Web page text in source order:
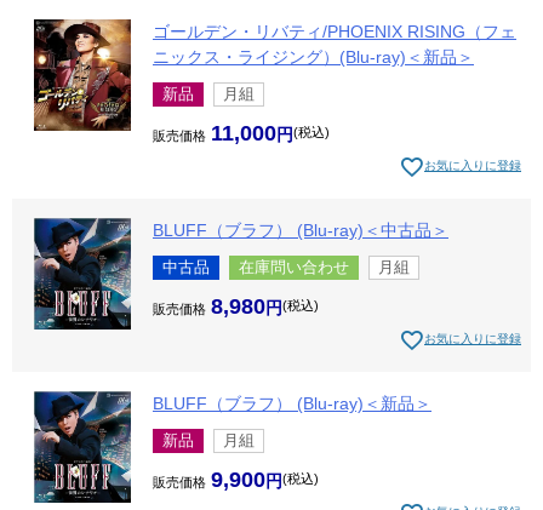
ゴールデン・リバティ/PHOENIX RISING（フェ
ニックス・ライジング）(Blu-ray)＜新品＞
新品 月組
販売価格 11,000 税込
お気に入りに登録
BLUFF（ブラフ） (Blu-ray)＜中古品＞
中古品 在庫問い合わせ 月組
販売価格 8,980 税込
お気に入りに登録
BLUFF（ブラフ） (Blu-ray)＜新品＞
新品 月組
販売価格 9,900 税込